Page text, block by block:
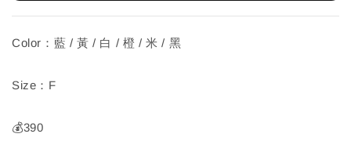
Color：藍 / 黃 / 白 / 橙 / 米 / 黑
Size：F
💰390